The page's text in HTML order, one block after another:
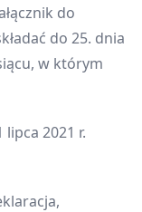
do
do 25. dnia
w którym
2021 r.